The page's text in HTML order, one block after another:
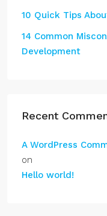
10 Quick Tips
14 Common
Development
Recent
A WordPress
on
Hello world!